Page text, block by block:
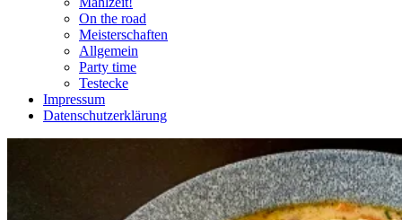
On the road
Meisterschaften
Allgemein
Party time
Testecke
Impressum
Datenschutzerklärung